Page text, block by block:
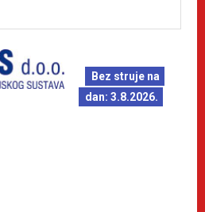
Bez struje na
dan: 3.8.2026.